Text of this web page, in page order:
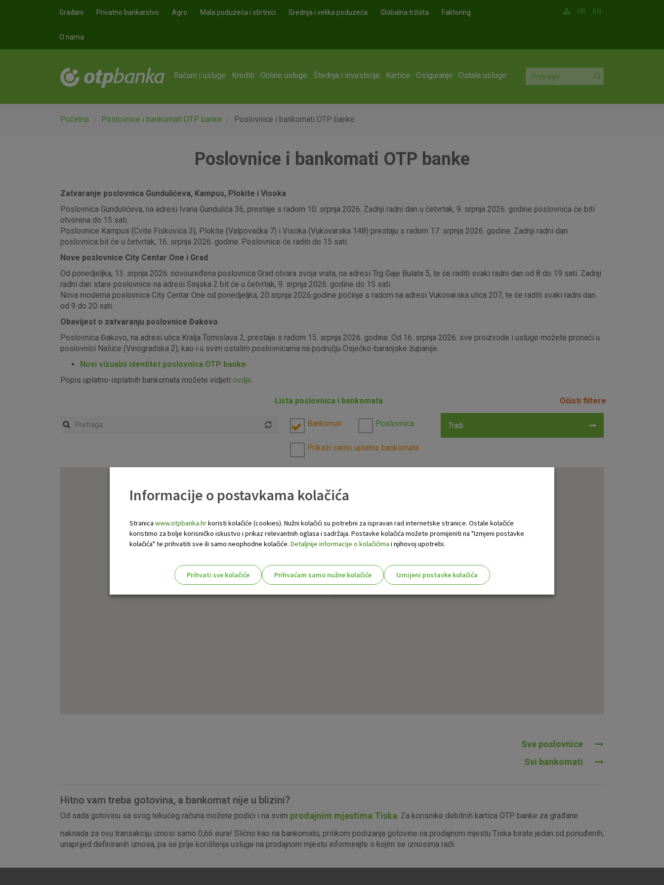
Građani Privatno bankarstvo Agro Mala poduzeća i obrtnici Srednja i velika poduzeća Globalna tržišta Faktoring
O nama
HR EN
Računi i usluge Krediti Online usluge Štednja i investicije Kartice Osiguranje Ostale usluge
Početna Poslovnice i bankomati OTP banke Poslovnice i bankomati OTP banke
Poslovnice i bankomati OTP banke
Zatvaranje poslovnica Gundulićeva, Kampus, Plokite i Visoka
Poslovnica Gundulićeva, na adresi Ivana Gundulića 36, prestaje s radom 10. srpnja 2026. Zadnji radni dan u četvrtak, 9. srpnja 2026. godine poslovnica će biti
otvorena do 15 sati.
Poslovnice Kampus (Cvite Fiskovića 3), Plokite (Valpovačka 7) i Visoka (Vukovarska 148) prestaju s radom 17. srpnja 2026. godine. Zadnji radni dan
poslovnica bit će u četvrtak, 16. srpnja 2026. godine. Poslovnice će raditi do 15 sati.
Nove poslovnice City Centar One i Grad
Od ponedjeljka, 13. srpnja 2026. novouređena poslovnica Grad otvara svoja vrata, na adresi Trg Gaje Bulata 5, te će raditi svaki radni dan od 8 do 19 sati. Zadnji
radni dan stare poslovnice na adresi Sinjska 2 bit će u četvrtak, 9. srpnja 2026. godine do 15 sati.
Nova moderna poslovnica City Centar One od ponedjeljka, 20.srpnja 2026.godine počinje s radom na adresi Vukovarska ulica 207, te će raditi svaki radni dan
od 9 do 20 sati.
Obavijest o zatvaranju poslovnice Đakovo
Poslovnica Đakovo, na adresi ulica Kralja Tomislava 2, prestaje s radom 15. srpnja 2026. godine. Od 16. srpnja 2026. sve proizvode i usluge možete pronaći u
poslovnici Našice (Vinogradska 2), kao i u svim ostalim poslovnicama na području Osječko-baranjske županije.
Novi vizualni identitet poslovnica OTP banke
Popis uplatno-isplatnih bankomata možete vidjeti ovdje.
Lista poslovnica i bankomata Očisti filtere
Bankomat Poslovnica Traži
Prikaži samo uplatne bankomate
Sve poslovnice
Svi bankomati
Hitno vam treba gotovina, a bankomat nije u blizini?
Od sada gotovinu sa svog tekućeg računa možete podići i na svim prodajnim mjestima Tiska. Za korisnike debitnih kartica OTP banke za građane
naknada za ovu transakciju iznosi samo 0,66 eura! Slično kao na bankomatu, prilikom podizanja gotovine na prodajnom mjestu Tiska birate jedan od ponuđenih,
unaprijed definiranih iznosa, pa se prije korištenja usluge na prodajnom mjestu informirajte o kojim se iznosima radi.
Informacije o postavkama kolačića
Stranica www.otpbanka.hrkoristi kolačiće (cookies). Nužni kolačići su potrebni za ispravan rad internetske stranice. Ostale kolačiće
koristimo za bolje korisničko iskustvo i prikaz relevantnih oglasa i sadržaja. Postavke kolačića možete promijeniti na "Izmjeni postavke
kolačića" te prihvatiti sve ili samo neophodne kolačiće. Detaljnije informacije o kolačićima i njihovoj upotrebi.
Prihvati sve kolačiće Prihvaćam samo nužne kolačiće
Izmijeni postavke kolačića
Marketinški